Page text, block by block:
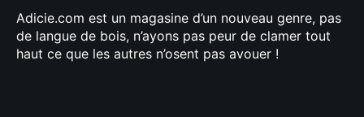
Adicie.com est un magasine d’un nouveau genre, pas
de langue de bois, n’ayons pas peur de clamer tout
haut ce que les autres n’osent pas avouer !